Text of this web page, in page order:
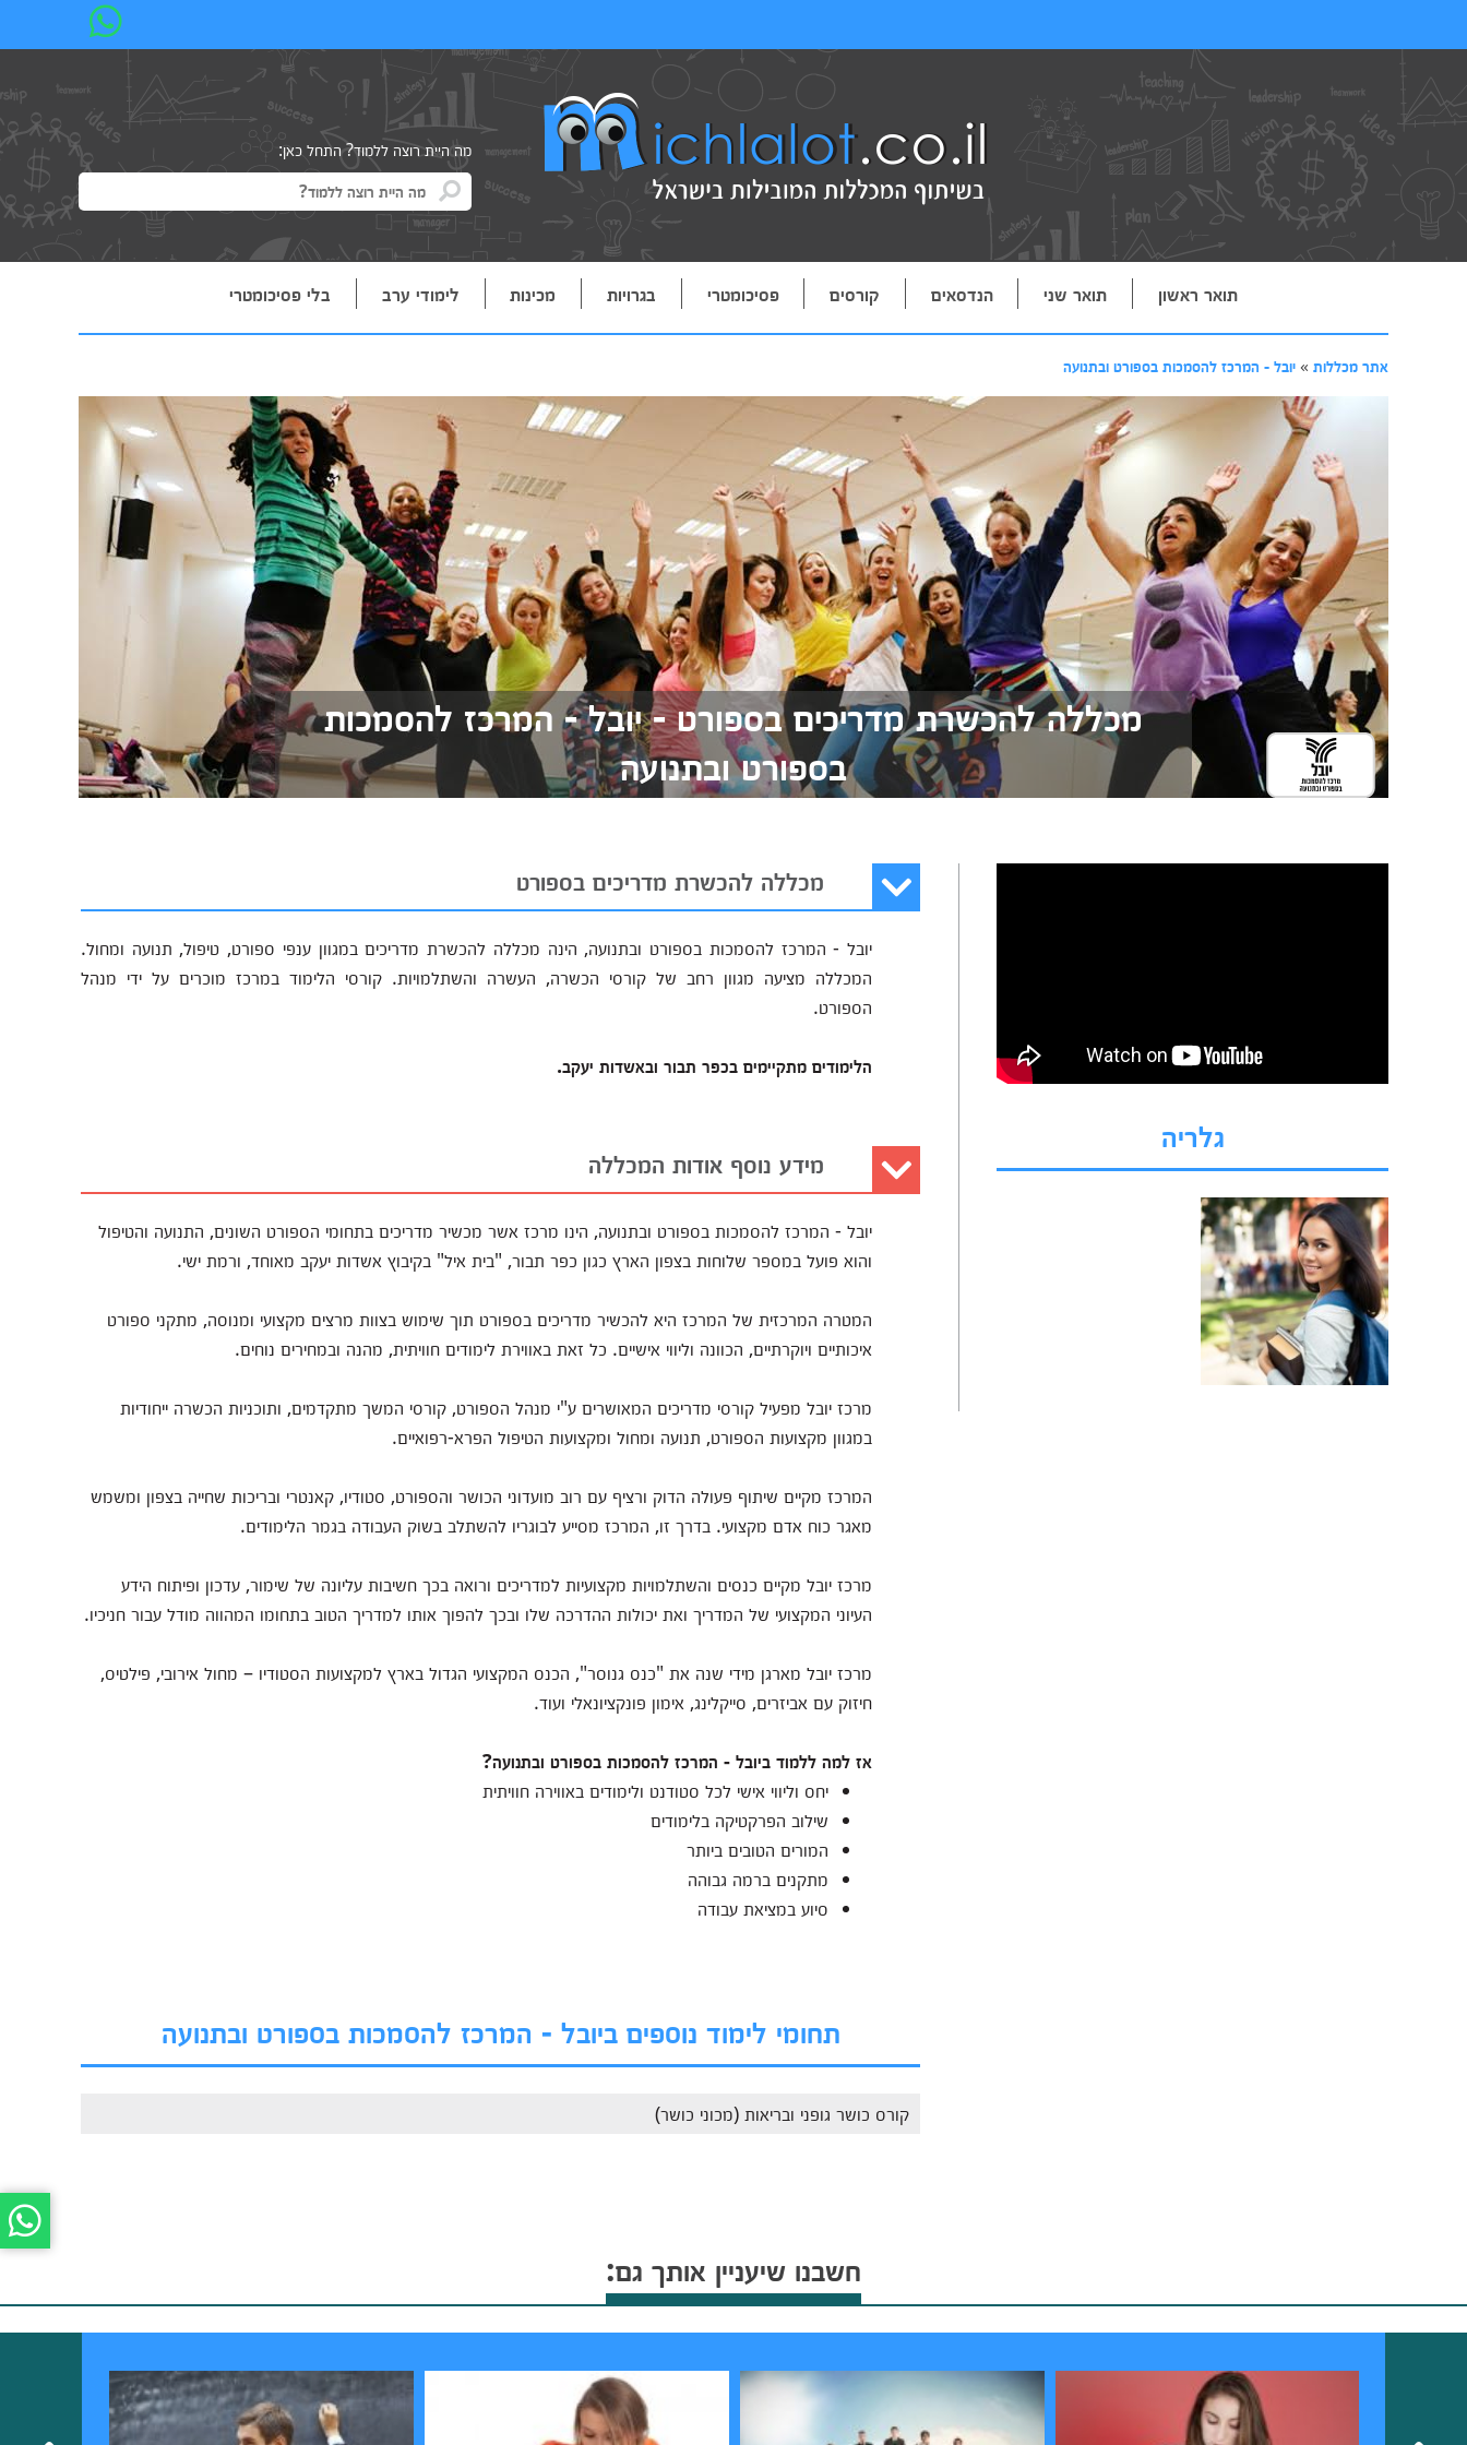
מה היית רוצה ללמוד? התחל כאן:
תואר ראשון תואר שני הנדסאים קורסים פסיכומטרי בגרויות מכינות לימודי ערב בלי פסיכומטרי
אתר מכללות » יובל - המרכז להסמכות בספורט ובתנועה
מכללה להכשרת מדריכים בספורט - יובל - המרכז להסמכות
בספורט ובתנועה
גלריה
מכללה להכשרת מדריכים בספורט
יובל - המרכז להסמכות בספורט ובתנועה, הינה מכללה להכשרת מדריכים במגוון ענפי ספורט, טיפול, תנועה ומחול.
המכללה מציעה מגוון רחב של קורסי הכשרה, העשרה והשתלמויות. קורסי הלימוד במרכז מוכרים על ידי מנהל
הספורט.
הלימודים מתקיימים בכפר תבור ובאשדות יעקב.
מידע נוסף אודות המכללה
יובל - המרכז להסמכות בספורט ובתנועה, הינו מרכז אשר מכשיר מדריכים בתחומי הספורט השונים, התנועה והטיפול
והוא פועל במספר שלוחות בצפון הארץ כגון כפר תבור, "בית איל" בקיבוץ אשדות יעקב מאוחד, ורמת ישי.
המטרה המרכזית של המרכז היא להכשיר מדריכים בספורט תוך שימוש בצוות מרצים מקצועי ומנוסה, מתקני ספורט
איכותיים ויוקרתיים, הכוונה וליווי אישיים. כל זאת באווירת לימודים חוויתית, מהנה ובמחירים נוחים.
מרכז יובל מפעיל קורסי מדריכים המאושרים ע"י מנהל הספורט, קורסי המשך מתקדמים, ותוכניות הכשרה ייחודיות
במגוון מקצועות הספורט, תנועה ומחול ומקצועות הטיפול הפרא-רפואיים.
המרכז מקיים שיתוף פעולה הדוק ורציף עם רוב מועדוני הכושר והספורט, סטודיו, קאנטרי ובריכות שחייה בצפון ומשמש
מאגר כוח אדם מקצועי. בדרך זו, המרכז מסייע לבוגריו להשתלב בשוק העבודה בגמר הלימודים.
מרכז יובל מקיים כנסים והשתלמויות מקצועיות למדריכים ורואה בכך חשיבות עליונה של שימור, עדכון ופיתוח הידע
העיוני המקצועי של המדריך ואת יכולות ההדרכה שלו ובכך להפוך אותו למדריך הטוב בתחומו המהווה מודל עבור חניכיו.
מרכז יובל מארגן מידי שנה את "כנס גנוסר", הכנס המקצועי הגדול בארץ למקצועות הסטודיו – מחול אירובי, פילטיס,
חיזוק עם אביזרים, סייקלינג, אימון פונקציונאלי ועוד.
אז למה ללמוד ביובל - המרכז להסמכות בספורט ובתנועה?
יחס וליווי אישי לכל סטודנט ולימודים באווירה חוויתית
שילוב הפרקטיקה בלימודים
המורים הטובים ביותר
מתקנים ברמה גבוהה
סיוע במציאת עבודה
תחומי לימוד נוספים ביובל - המרכז להסמכות בספורט ובתנועה
קורס כושר גופני ובריאות (מכוני כושר)
חשבנו שיעניין אותך גם: